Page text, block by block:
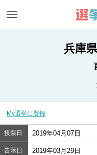
兵庫
My選挙に登録
投票日 2019年04月07日
告示日 2019年03月29日